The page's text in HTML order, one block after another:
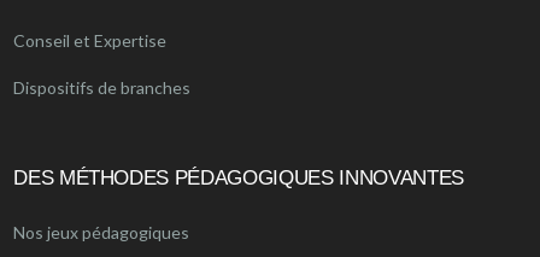
Conseil et Expertise
Dispositifs de branches
DES MÉTHODES PÉDAGOGIQUES INNOVANTES
Nos jeux pédagogiques